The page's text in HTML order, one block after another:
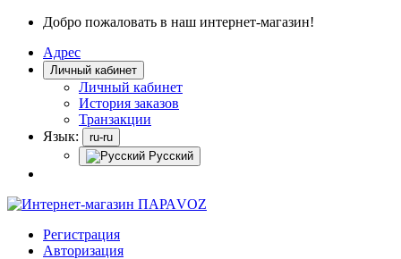
Добро пожаловать в наш интернет-магазин!
Адрес
Личный кабинет
Личный кабинет
История заказов
Транзакции
Язык:
ru-ru
Русский
Регистрация
Авторизация